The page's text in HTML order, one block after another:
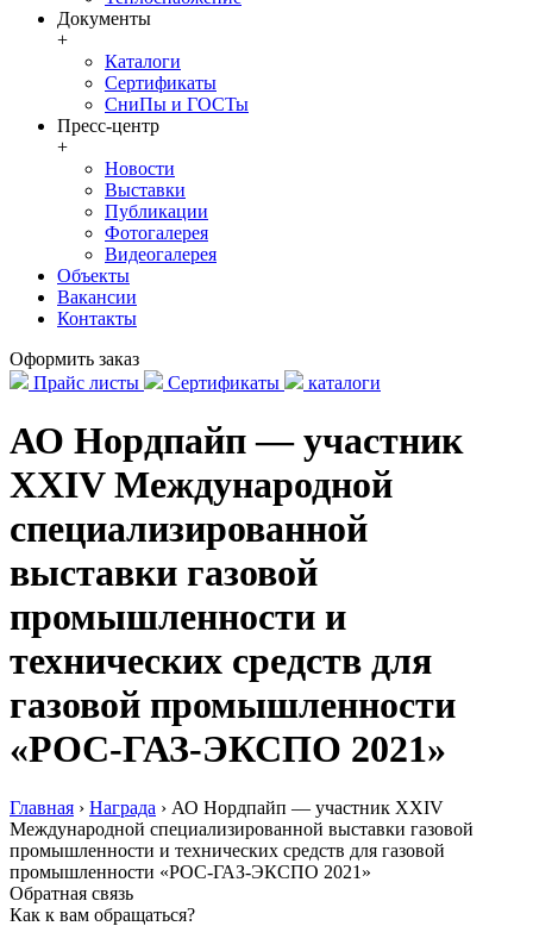
Документы
+
Каталоги
Сертификаты
СниПы и ГОСТы
Пресс-центр
+
Новости
Выставки
Публикации
Фотогалерея
Видеогалерея
Объекты
Вакансии
Контакты
Оформить заказ
Прайс листы
Сертификаты каталоги
АО Нордпайп — участник
XXIV Международной
специализированной
выставки газовой
промышленности и
технических средств для
газовой промышленности
«РОС-ГАЗ-ЭКСПО 2021»
Главная › Награда › АО Нордпайп — участник XXIV
Международной специализированной выставки газовой
промышленности и технических средств для газовой
промышленности «РОС-ГАЗ-ЭКСПО 2021»
Обратная связь
Как к вам обращаться?